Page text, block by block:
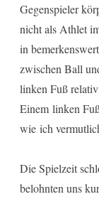
Gegenspieler
nicht als Athlet
in
zwischen Ball
linken Fuß
Einem linken
wie ich
Die Spielzeit
belohnten uns